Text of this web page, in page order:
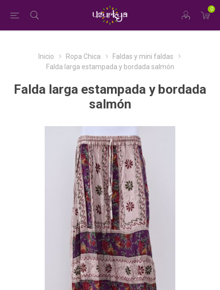
0
Inicio Ropa Chica
Faldas y mini faldas
Falda larga estampada y bordada salmón
Falda larga estampada y bordada
salmón